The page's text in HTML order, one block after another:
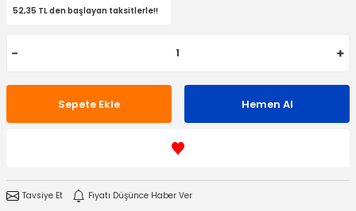
52,35 TL den başlayan taksitlerle!!
Sepete Ekle Hemen Al
Tavsiye Et
Fiyatı Düşünce Haber Ver